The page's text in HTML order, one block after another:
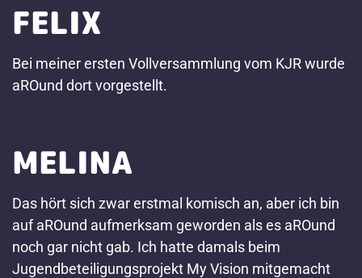
FELIX
Bei meiner ersten Vollversammlung vom KJR wurde
aROund dort vorgestellt.
MELINA
Das hört sich zwar erstmal komisch an, aber ich bin
auf aROund aufmerksam geworden als es aROund
noch gar nicht gab. Ich hatte damals beim
Jugendbeteiligungsprojekt My Vision mitgemacht